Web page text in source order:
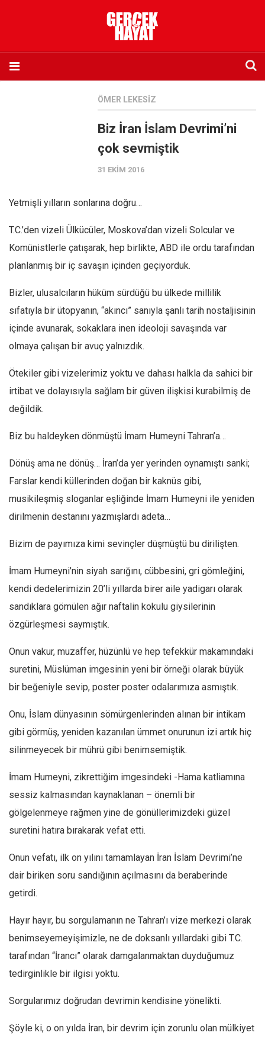
Abone olmak istiyorum
Sosyal Medya
Twitter
Facebook
Instagram
YouTube
Editörden
Yazarlar
Kemal Özer
Mahmut Toptaş
Yvonne Ridley
Barış Tarımcıoğlu
Yusuf Armağan
Leyla Şerif Emin
Mehmet Ali Tekin
Abir E. Nahas
Amina S. Jenenkovic
Bağdagül Öz
Esra Elönü
» Yazar arşivi
Bu Sayı
Tüm Sayılar
Kategoriler
Kültür Sanat
Kitap
Karisi kitap sualleri
7 soruda bu hafta
Ekonomi
Spor
Sağlık
Gıda-Beslenme
Türkiye
Asya
Afrika
ÖMER LEKESIZ
Biz İran İslam Devrimi’ni
çok sevmiştik
31 EKIM 2016
Yetmişli yılların sonlarına doğru…
T.C.’den vizeli Ülkücüler, Moskova’dan vizeli Solcular ve
Komünistlerle çatışarak, hep birlikte, ABD ile ordu tarafından
planlanmış bir iç savaşın içinden geçiyorduk.
Bizler, ulusalcıların hüküm sürdüğü bu ülkede millilik
sıfatıyla bir ütopyanın, “akıncı” sanıyla şanlı tarih nostaljisinin
içinde avunarak, sokaklara inen ideoloji savaşında var
olmaya çalışan bir avuç yalnızdık.
Ötekiler gibi vizelerimiz yoktu ve dahası halkla da sahici bir
irtibat ve dolayısıyla sağlam bir güven ilişkisi kurabilmiş de
değildik.
Biz bu haldeyken dönmüştü İmam Humeyni Tahran’a…
Dönüş ama ne dönüş… İran’da yer yerinden oynamıştı sanki;
Farslar kendi küllerinden doğan bir kaknüs gibi,
musikileşmiş sloganlar eşliğinde İmam Humeyni ile yeniden
dirilmenin destanını yazmışlardı adeta…
Bizim de payımıza kimi sevinçler düşmüştü bu dirilişten.
İmam Humeyni’nin siyah sarığını, cübbesini, gri gömleğini,
kendi dedelerimizin 20’li yıllarda birer aile yadigarı olarak
sandıklara gömülen ağır naftalin kokulu giysilerinin
özgürleşmesi saymıştık.
Onun vakur, muzaffer, hüzünlü ve hep tefekkür makamındaki
suretini, Müslüman imgesinin yeni bir örneği olarak büyük
bir beğeniyle sevip, poster poster odalarımıza asmıştık.
Onu, İslam dünyasının sömürgenlerinden alınan bir intikam
gibi görmüş, yeniden kazanılan ümmet onurunun izi artık hiç
silinmeyecek bir mührü gibi benimsemiştik.
İmam Humeyni, zikrettiğim imgesindeki -Hama katliamına
sessiz kalmasından kaynaklanan – önemli bir
gölgelenmeye rağmen yine de gönüllerimizdeki güzel
suretini hatıra bırakarak vefat etti.
Onun vefatı, ilk on yılını tamamlayan İran İslam Devrimi’ne
dair biriken soru sandığının açılmasını da beraberinde
getirdi.
Hayır hayır, bu sorgulamanın ne Tahran’ı vize merkezi olarak
benimseyemeyişimizle, ne de doksanlı yıllardaki gibi T.C.
tarafından “İrancı” olarak damgalanmaktan duyduğumuz
tedirginlikle bir ilgisi yoktu.
Sorgularımız doğrudan devrimin kendisine yönelikti.
Şöyle ki, o on yılda İran, bir devrim için zorunlu olan mülkiyet